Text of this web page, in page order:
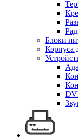
Блоки
Корпуса